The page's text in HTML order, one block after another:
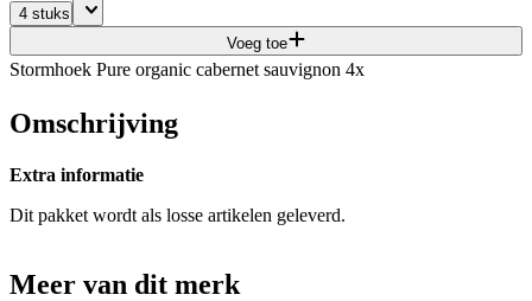
4 stuks
Voeg toe
Stormhoek Pure organic cabernet sauvignon 4x
Omschrijving
Extra informatie
Dit pakket wordt als losse artikelen geleverd.
Meer van dit merk